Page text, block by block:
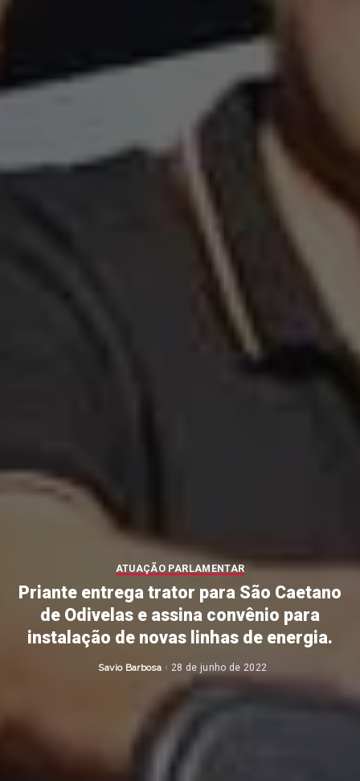
ATUAÇÃO PARLAMENTAR
Priante entrega trator para São Caetano
de Odivelas e assina convênio para
instalação de novas linhas de energia.
Posted
Savio Barbosa 28 de junho de 2022